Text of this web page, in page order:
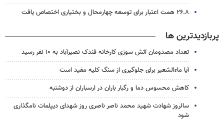
۲۶.۸ همت اعتبار برای توسعه چهارمحال و بختیاری اختصاص یافت
پربازدیدترین ها
تعداد مصدومان آتش سوزی کارخانه فندک نصیرآباد به ۱۰ نفر رسید
آیا ماءالشعیر برای جلوگیری از سنگ کلیه مفید است
کاهش محسوس دما و رگبار باران در ارسباران از دوشنبه
سالروز شهادت شهید محمد ناصر ناصری روز شهدای دیپلمات نامگذاری
شود